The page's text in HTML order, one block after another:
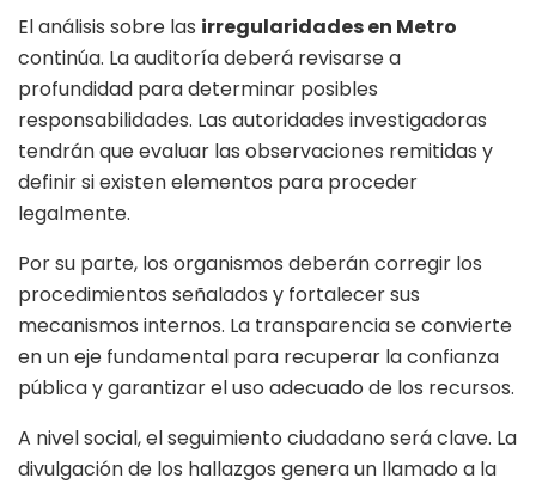
El análisis sobre las irregularidades en Metro
continúa. La auditoría deberá revisarse a
profundidad para determinar posibles
responsabilidades. Las autoridades investigadoras
tendrán que evaluar las observaciones remitidas y
definir si existen elementos para proceder
legalmente.
Por su parte, los organismos deberán corregir los
procedimientos señalados y fortalecer sus
mecanismos internos. La transparencia se convierte
en un eje fundamental para recuperar la confianza
pública y garantizar el uso adecuado de los recursos.
A nivel social, el seguimiento ciudadano será clave. La
divulgación de los hallazgos genera un llamado a la